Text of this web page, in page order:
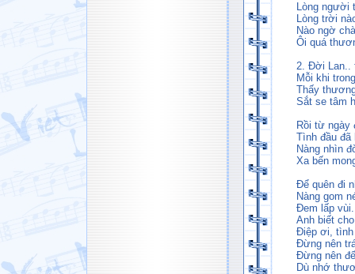
Lòng người
Lòng trời
Nào ngờ
Ôi quá
2. Đời Lan..
Mỗi khi
Thấy
Sắt se tâm
Rồi từ ngày
Tình đầu
Nàng nhìn
Xa bến
Để quên đi
Nàng gom
Đem lấp
Anh biết
Điệp ơi, tình
Đừng nên
Đừng nên
Dù nhớ